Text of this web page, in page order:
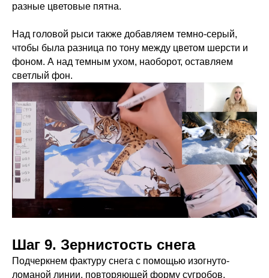
разные цветовые пятна.
Над головой рыси также добавляем темно-серый,
чтобы была разница по тону между цветом шерсти и
фоном. А над темным ухом, наоборот, оставляем
светлый фон.
Шаг 9. Зернистость снега
Подчеркнем фактуру снега с помощью изогнуто-
ломаной линии, повторяющей форму сугробов.